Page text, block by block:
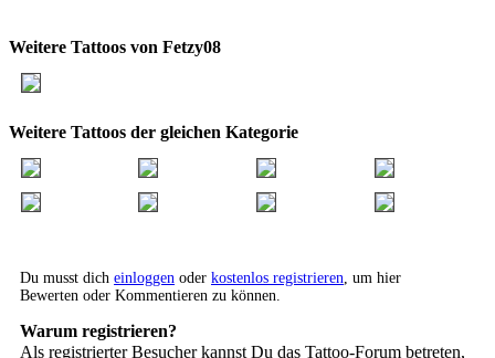
Weitere Tattoos von Fetzy08
Weitere Tattoos der gleichen Kategorie
Du musst dich einloggen oder kostenlos registrieren , um hier
Bewerten oder Kommentieren zu können.
Warum registrieren?
Als registrierter Besucher kannst Du das Tattoo-Forum betreten,